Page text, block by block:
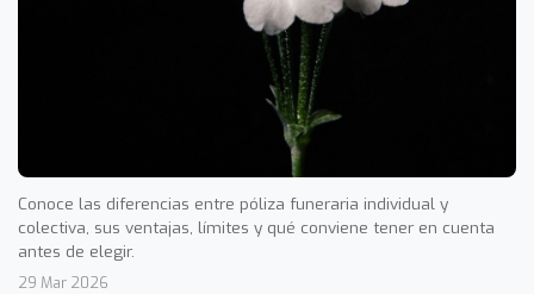
Conoce las diferencias entre póliza funeraria individual y
colectiva, sus ventajas, límites y qué conviene tener en cuenta
antes de elegir.
29 Mar 2026